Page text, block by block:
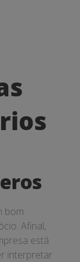
bom
Afinal,
está
interpretar